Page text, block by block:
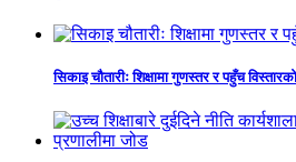
सिकाइ चौतारीः शिक्षामा गुणस्तर र पहुँच